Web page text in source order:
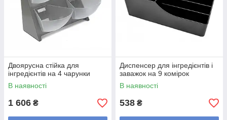
Двоярусна стійка для
інгредієнтів на 4 чарунки
В наявності
1 606 ₴
Диспенсер для інгредієнтів і
заважок на 9 комірок
В наявності
538 ₴